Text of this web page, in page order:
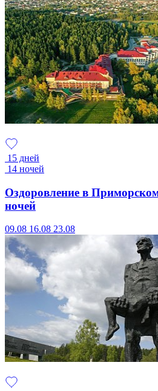
15 дней
14 ночей
Оздоровление в
ночей
09.08 16.08 23.08